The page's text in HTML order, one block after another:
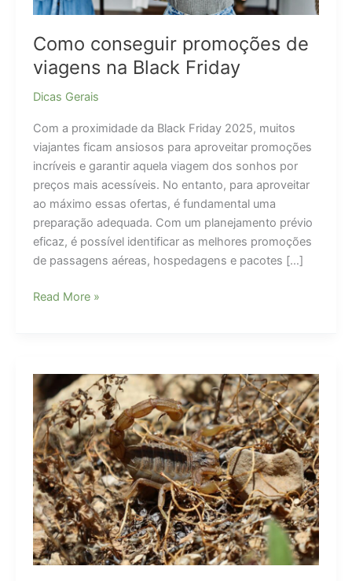
Como conseguir promoções de
viagens na Black Friday
Dicas Gerais
Com a proximidade da Black Friday 2025, muitos
viajantes ficam ansiosos para aproveitar promoções
incríveis e garantir aquela viagem dos sonhos por
preços mais acessíveis. No entanto, para aproveitar
ao máximo essas ofertas, é fundamental uma
preparação adequada. Com um planejamento prévio
eficaz, é possível identificar as melhores promoções
de passagens aéreas, hospedagens e pacotes […]
Como
viagens
na
Black
Friday
Read More »